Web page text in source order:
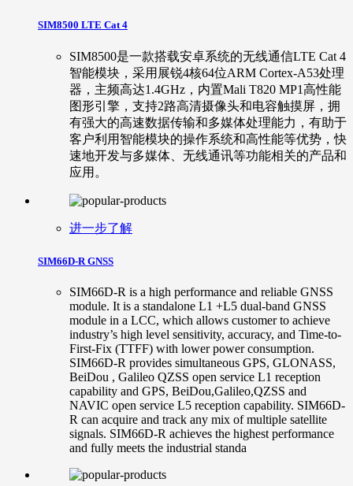
SIM8500 LTE Cat 4
SIM8500是一款搭载安卓系统的无线通信LTE Cat 4
智能模块，采用展锐4核64位ARM Cortex-A53处理
器，主频高达1.4GHz，内置Mali T820 MP1高性能
图形引擎，支持2路高清摄像头和电容触摸屏，拥
有强大的高速数据传输和多媒体处理能力，有助于
客户利用智能模块的操作系统和高性能等优势，快
速地开发与多媒体、无线通讯等功能相关的产品和
应用。
进一步了解
SIM66D-R GNSS
SIM66D-R is a high performance and reliable GNSS
module. It is a standalone L1 +L5 dual-band GNSS
module in a LCC, which allows customer to achieve
industry’s high level sensitivity, accuracy, and Time-to-
First-Fix (TTFF) with lower power consumption.
SIM66D-R provides simultaneous GPS, GLONASS,
BeiDou , Galileo QZSS open service L1 reception
capability and GPS, BeiDou,Galileo,QZSS and
NAVIC open service L5 reception capability. SIM66D-
R can acquire and track any mix of multiple satellite
signals. SIM66D-R achieves the highest performance
and fully meets the industrial standa